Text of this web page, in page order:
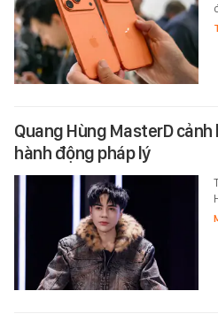
Quang Hùng MasterD
hành động pháp lý